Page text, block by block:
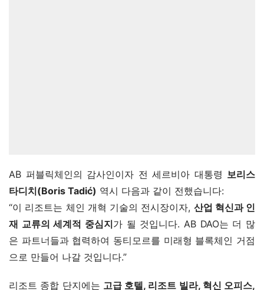
AB 퍼블릭체인의 감사인이자 전 세르비아 대통령 보리스
타디치(Boris Tadić) 역시 다음과 같이 전했습니다:
“이 리조트는 체인 개혁 기술의 전시장이자, 산업 혁신과 인
재 교류의 세계적 중심지가 될 것입니다. AB DAO는 더 많